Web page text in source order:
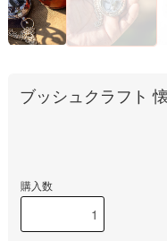
ブッシュクラフト
購入数